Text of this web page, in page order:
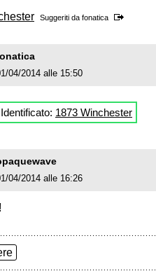
Suggeriti da fonatica
04/2014 alle 15:50
1873 Winchester
04/2014 alle 16:26